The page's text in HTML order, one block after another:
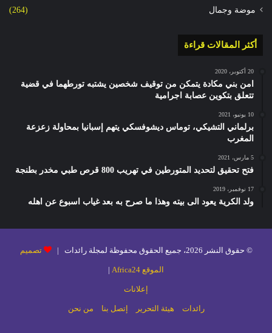
موضة وجمال (264)
أكثر المقالات قراءة
20 أكتوبر، 2020
امن بني مكادة يتمكن من توقيف شخصين يشتبه تورطهما في قضية
تتعلق بتكوين عصابة اجرامية
10 يونيو، 2021
برلماني التشيكي، توماس ديشوفسكي يتهم إسبانيا بمحاولة زعزعة
المغرب
5 مارس، 2021
فتح تحقيق لتحديد المتورطين في تهريب 800 قرص طبي مخدر بطنجة
17 نوفمبر، 2019
ولد الكرية يعود الى بيته وهذا ما صرح به بعد غياب اسبوع عن اهله
© حقوق النشر 2026، جميع الحقوق محفوظة لمجلة رائدات | تصميم
الموقع Africa24 |
إعلانات
رائدات هيئة التحرير إتصل بنا من نحن